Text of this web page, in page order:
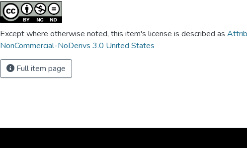
Except where otherwise noted, this item's license is described as
NonCommercial-NoDerivs 3.0 United States
Full item page